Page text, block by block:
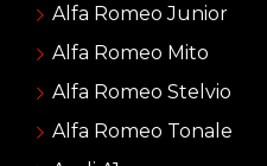
Alfa Romeo Junior
Alfa Romeo Mito
Alfa Romeo Stelvio
Alfa Romeo Tonale